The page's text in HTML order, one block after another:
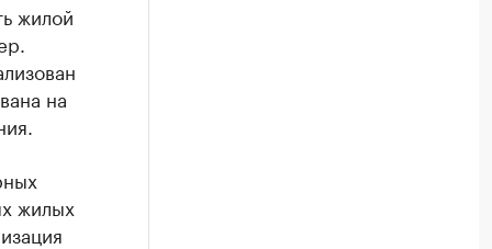
жилой
на
жилых